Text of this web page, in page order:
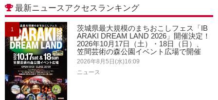
最新ニュースアクセスランキング
1
茨城県最大規模のまちおこしフェス「IB
ARAKI DREAM LAND 2026」開催決定！
2026年10月17日（土）・18日（日）、
笠間芸術の森公園イベント広場で開催
2026年8月5日(水)16:09
ニュース